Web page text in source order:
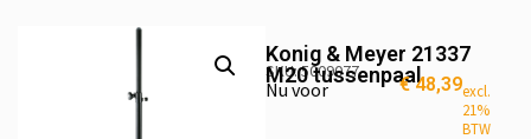
Konig & Meyer 21337
M20 tussenpaal
SKU: 5009077
Nu voor €48,39excl.
21%
BTW